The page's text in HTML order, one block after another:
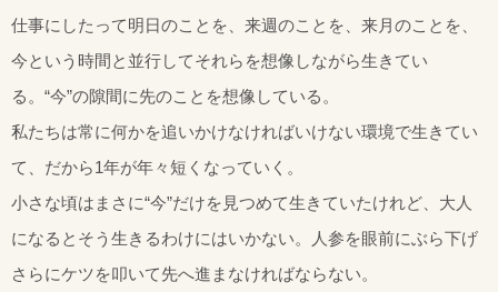
仕事にしたって明日のことを、来週のことを、来月のことを、
今という時間と並行してそれらを想像しながら生きてい
る。“今”の隙間に先のことを想像している。
私たちは常に何かを追いかけなければいけない環境で生きてい
て、だから1年が年々短くなっていく。
小さな頃はまさに“今”だけを見つめて生きていたけれど、大人
になるとそう生きるわけにはいかない。人参を眼前にぶら下げ
さらにケツを叩いて先へ進まなければならない。